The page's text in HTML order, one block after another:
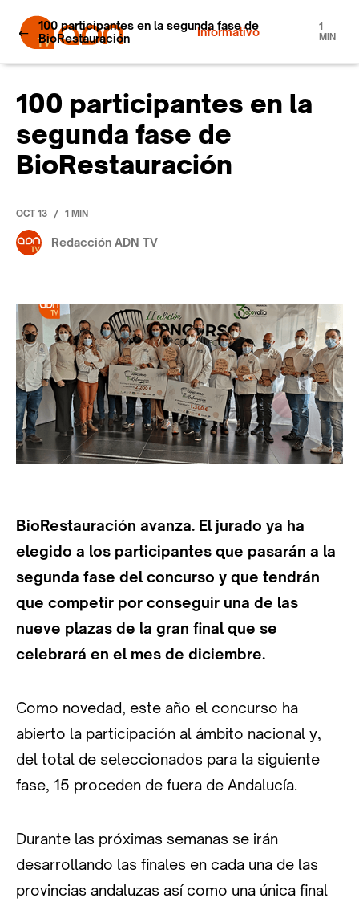
Informativo
100 participantes en la segunda fase de
BioRestauración
1
MIN
100 participantes en la
segunda fase de
BioRestauración
OCT 13 / 1 MIN
Redacción ADN TV
BioRestauración avanza. El jurado ya ha
elegido a los participantes que pasarán a la
segunda fase del concurso y que tendrán
que competir por conseguir una de las
nueve plazas de la gran final que se
celebrará en el mes de diciembre.
Como novedad, este año el concurso ha
abierto la participación al ámbito nacional y,
del total de seleccionados para la siguiente
fase, 15 proceden de fuera de Andalucía.
Durante las próximas semanas se irán
desarrollando las finales en cada una de las
provincias andaluzas así como una única final